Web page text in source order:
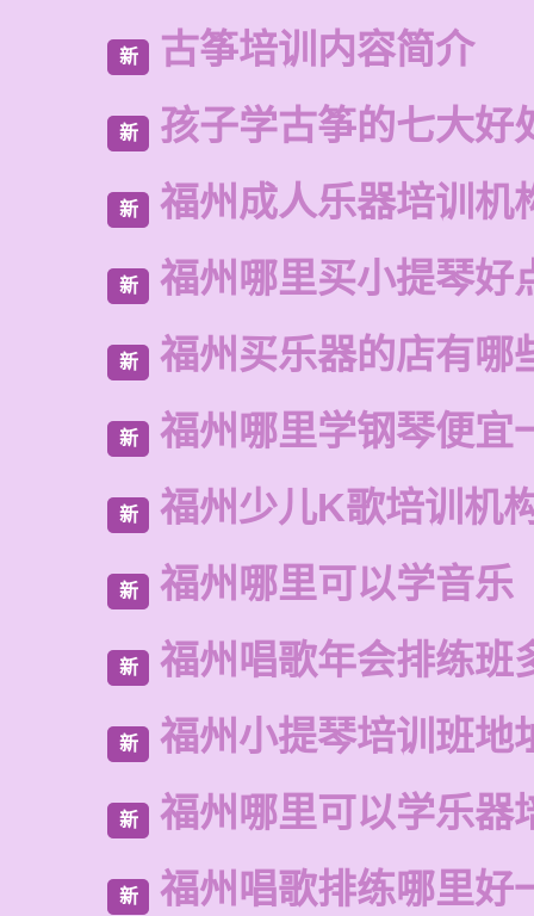
新 古筝培训内容简介
新 孩子学古筝的七大好
新 福州成人乐器培训机
新 福州哪里买小提琴好
新 福州买乐器的店有哪
新 福州哪里学钢琴便宜
新 福州少儿K歌培训机
新 福州哪里可以学音乐
新 福州唱歌年会排练班
新 福州小提琴培训班地
新 福州哪里可以学乐器
新 福州唱歌排练哪里好